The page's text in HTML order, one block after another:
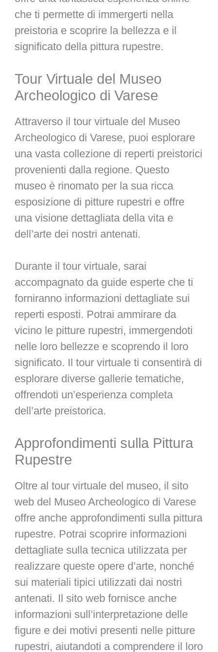
che ti permette di immergerti nella
preistoria e scoprire la bellezza e il
significato della pittura rupestre.
Tour Virtuale del Museo
Archeologico di Varese
Attraverso il tour virtuale del Museo
Archeologico di Varese, puoi esplorare
una vasta collezione di reperti preistorici
provenienti dalla regione. Questo
museo è rinomato per la sua ricca
esposizione di pitture rupestri e offre
una visione dettagliata della vita e
dell’arte dei nostri antenati.
Durante il tour virtuale, sarai
accompagnato da guide esperte che ti
forniranno informazioni dettagliate sui
reperti esposti. Potrai ammirare da
vicino le pitture rupestri, immergendoti
nelle loro bellezze e scoprendo il loro
significato. Il tour virtuale ti consentirà di
esplorare diverse gallerie tematiche,
offrendoti un’esperienza completa
dell’arte preistorica.
Approfondimenti sulla Pittura
Rupestre
Oltre al tour virtuale del museo, il sito
web del Museo Archeologico di Varese
offre anche approfondimenti sulla pittura
rupestre. Potrai scoprire informazioni
dettagliate sulla tecnica utilizzata per
realizzare queste opere d’arte, nonché
sui materiali tipici utilizzati dai nostri
antenati. Il sito web fornisce anche
informazioni sull’interpretazione delle
figure e dei motivi presenti nelle pitture
rupestri, aiutandoti a comprendere il loro